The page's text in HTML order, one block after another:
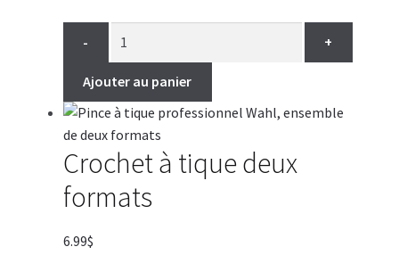
- +
Ajouter au panier
Crochet à tique deux
formats
6.99$